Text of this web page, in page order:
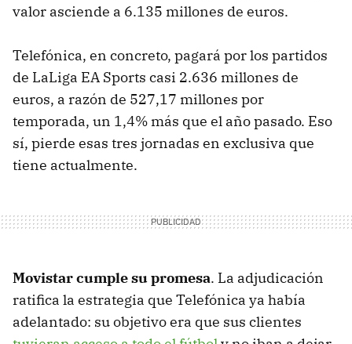
valor asciende a 6.135 millones de euros.
Telefónica, en concreto, pagará por los partidos
de LaLiga EA Sports casi 2.636 millones de
euros, a razón de 527,17 millones por
temporada, un 1,4% más que el año pasado. Eso
sí, pierde esas tres jornadas en exclusiva que
tiene actualmente.
Movistar cumple su promesa. La adjudicación
ratifica la estrategia que Telefónica ya había
adelantado: su objetivo era que sus clientes